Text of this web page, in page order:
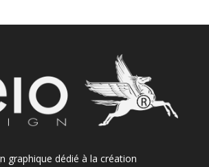
graphique dédié à la création